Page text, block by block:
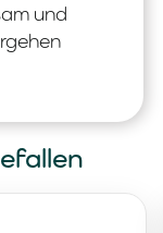
und